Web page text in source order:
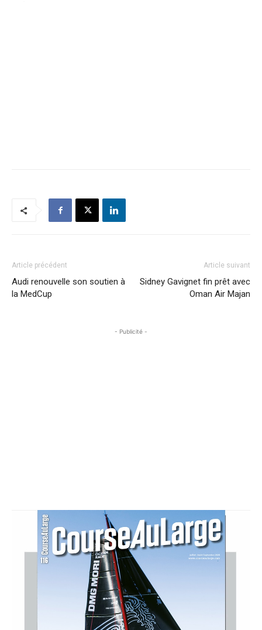
Article précédent
Audi renouvelle son soutien à
la MedCup
Article suivant
Sidney Gavignet fin prêt avec
Oman Air Majan
- Publicité -